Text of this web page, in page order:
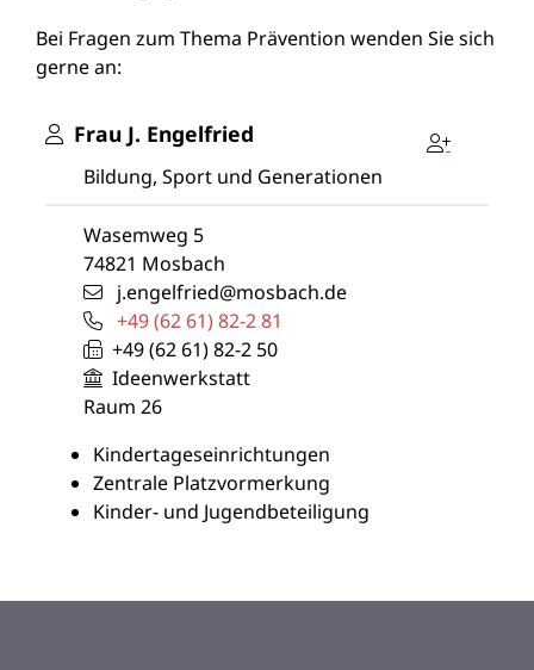
Bei Fragen zum Thema Prävention wenden Sie sich
gerne an:
Frau J. Engelfried
Bildung, Sport und Generationen
Wasemweg 5
74821 Mosbach
j.engelfried@mosbach.de
+49 (62 61) 82-281
+49 (6261) 82-2 50
Ideenwerkstatt
Raum 26
Kindertageseinrichtungen
Zentrale Platzvormerkung
Kinder- und Jugendbeteiligung